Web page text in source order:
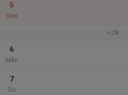
5
Sön
v.28
6
Mån
7
Tis